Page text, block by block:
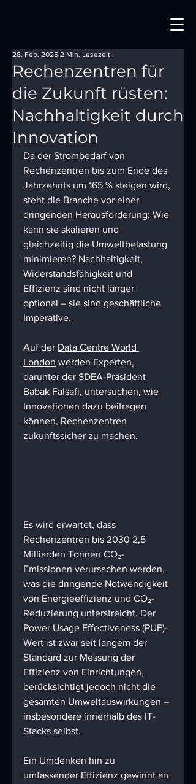
Rechenzentren für
die Zukunft rüsten:
Nachhaltigkeit durch
Innovation
28. Feb. 2025 2 Min. Lesezeit
Da der Strombedarf von
Rechenzentren bis zum Ende des
Jahrzehnts um 165 % steigen wird,
steht die Branche vor einer
dringenden Herausforderung: Wie
kann sie skalieren und
gleichzeitig die Umweltbelastung
minimieren? Nachhaltigkeit,
Widerstandsfähigkeit und
Effizienz sind nicht länger
optional – sie sind geschäftliche
Imperative.
Auf der Data Centre World
London werden Experten,
darunter der SDEA-Präsident
Babak Falsafi, untersuchen, wie
Innovationen dazu beitragen
können, Rechenzentren
zukunftssicher zu machen.
Es wird erwartet, dass
Rechenzentren bis 2030 2,5
Milliarden Tonnen CO₂-
Emissionen verursachen werden,
was die dringende Notwendigkeit
von Energieeffizienz und CO₂-
Reduzierung unterstreicht. Der
Power Usage Effectiveness (PUE)-
Wert ist zwar seit langem der
Standard zur Messung der
Effizienz von Einrichtungen,
berücksichtigt jedoch nicht die
gesamten Umweltauswirkungen –
insbesondere innerhalb des IT-
Stacks selbst.
Ein Umdenken hin zu
umfassender Effizienz gewinnt an